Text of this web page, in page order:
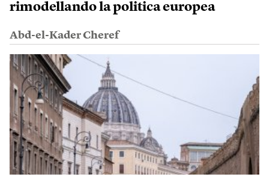
rimodellando la politica europea
Abd-el-Kader Cheref